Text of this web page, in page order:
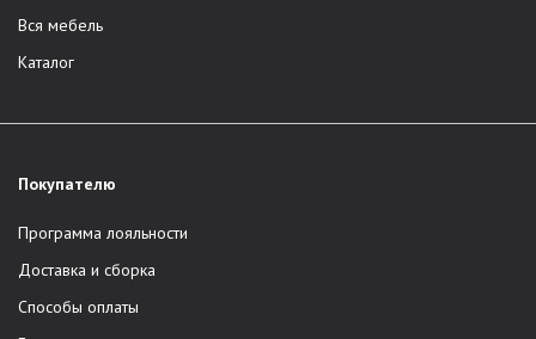
Вся мебель
Каталог
Покупателю
Программа лояльности
Доставка и сборка
Способы оплаты